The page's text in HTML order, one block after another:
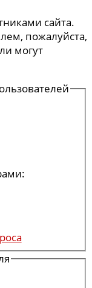
сайта.
пожалуйста,
могут